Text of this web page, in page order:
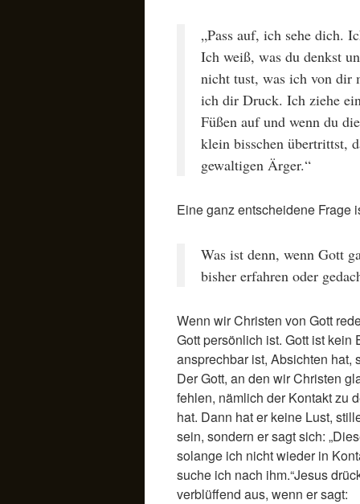
„Pass auf, ich sehe dich.
Ich weiß, was du denkst
nicht tust, was ich von dir
ich dir Druck. Ich ziehe
Füßen auf und wenn du
klein bisschen übertrittst,
gewaltigen Ärger.“
Eine ganz entscheidene Frage
Was ist denn, wenn Gott
bisher erfahren oder
Wenn wir Christen von Gott
Gott persönlich ist. Gott ist kein
ansprechbar ist, Absichten hat,
Der Gott, an den wir Christen
fehlen, nämlich der Kontakt zu
hat. Dann hat er keine Lust,
sein, sondern er sagt sich:
solange ich nicht wieder in
suche ich nach ihm.“Jesus
verblüffend aus, wenn er sagt: